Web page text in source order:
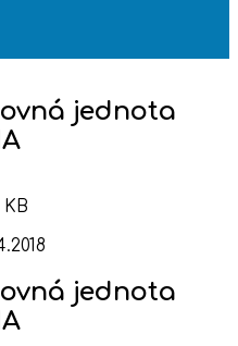
jednota
jednota